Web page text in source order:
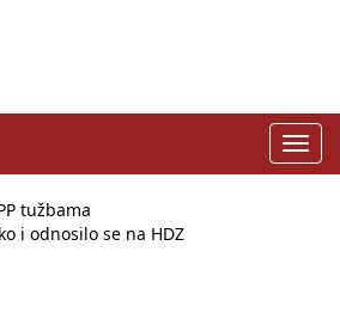
tužbama
i odnosilo se na HDZ